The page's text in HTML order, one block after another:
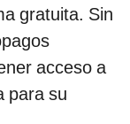
gratuita. Sin
acceso a
para su